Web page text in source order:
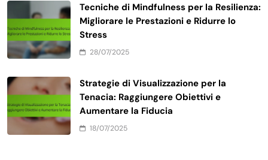
Tecniche di Mindfulness per la Resilienza:
Migliorare le Prestazioni e Ridurre lo
Stress
28/07/2025
Strategie di Visualizzazione per la
Tenacia: Raggiungere Obiettivi e
Aumentare la Fiducia
18/07/2025